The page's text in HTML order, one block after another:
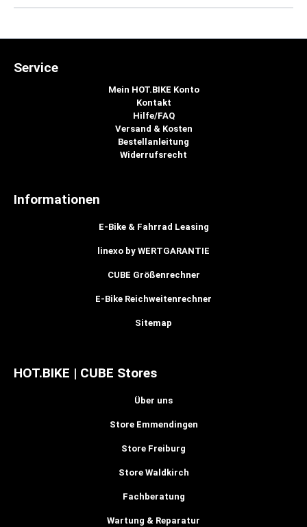
Service
Mein HOT.BIKE Konto
Kontakt
Hilfe/FAQ
Versand & Kosten
Bestellanleitung
Widerrufsrecht
Informationen
E-Bike & Fahrrad Leasing
linexo by WERTGARANTIE
CUBE Größenrechner
E-Bike Reichweitenrechner
Sitemap
HOT.BIKE | CUBE Stores
Über uns
Store Emmendingen
Store Freiburg
Store Waldkirch
Fachberatung
Wartung & Reparatur